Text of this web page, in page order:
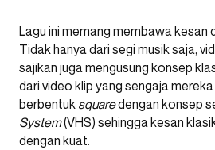
Lagu ini memang membawa kesan
Tidak hanya dari segi musik saja,
sajikan juga mengusung konsep
dari video klip yang sengaja
berbentuk squaredengan konsep
System(VHS) sehingga kesan
dengan kuat.